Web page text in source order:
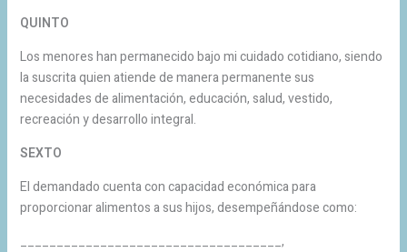
QUINTO
Los menores han permanecido bajo mi cuidado cotidiano, siendo
la suscrita quien atiende de manera permanente sus
necesidades de alimentación, educación, salud, vestido,
recreación y desarrollo integral.
SEXTO
El demandado cuenta con capacidad económica para
proporcionar alimentos a sus hijos, desempeñándose como:
____________________________________,